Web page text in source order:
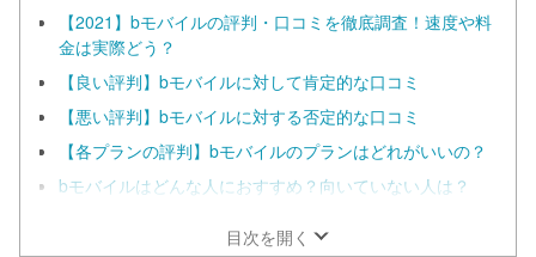
【2021】bモバイルの評判・口コミを徹底調査！速度や料
金は実際どう？
【良い評判】bモバイルに対して肯定的な口コミ
【悪い評判】bモバイルに対する否定的な口コミ
【各プランの評判】bモバイルのプランはどれがいいの？
bモバイルはどんな人におすすめ？向いていない人は？
目次を開く